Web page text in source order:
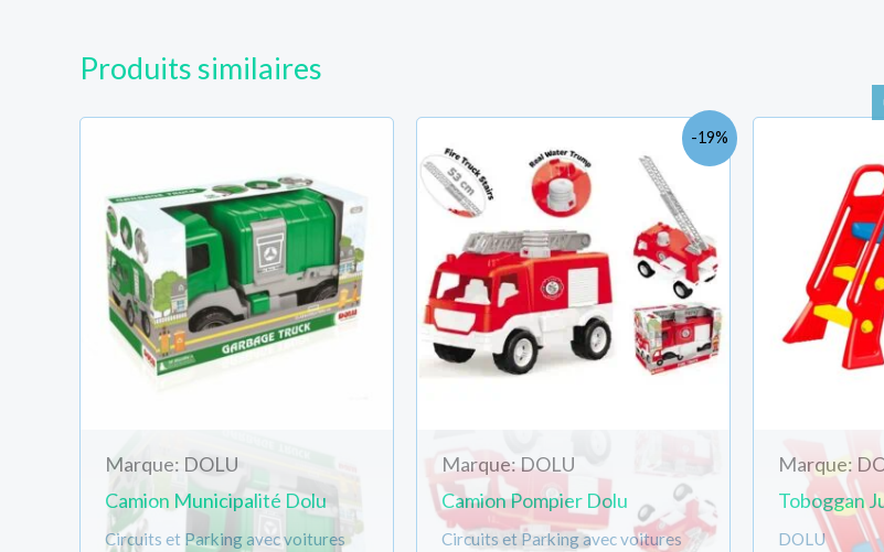
Produits similaires
Marque: DOLU
Camion Municipalité Dolu
Circuits et Parking avec voitures
-19%
Marque: DOLU
Camion Pompier Dolu
Circuits et Parking avec voitures
prix
initial
était :
TND
93.000.
prix
actuel
est :
TND
75.000.
Marque:
Toboggan
DOLU